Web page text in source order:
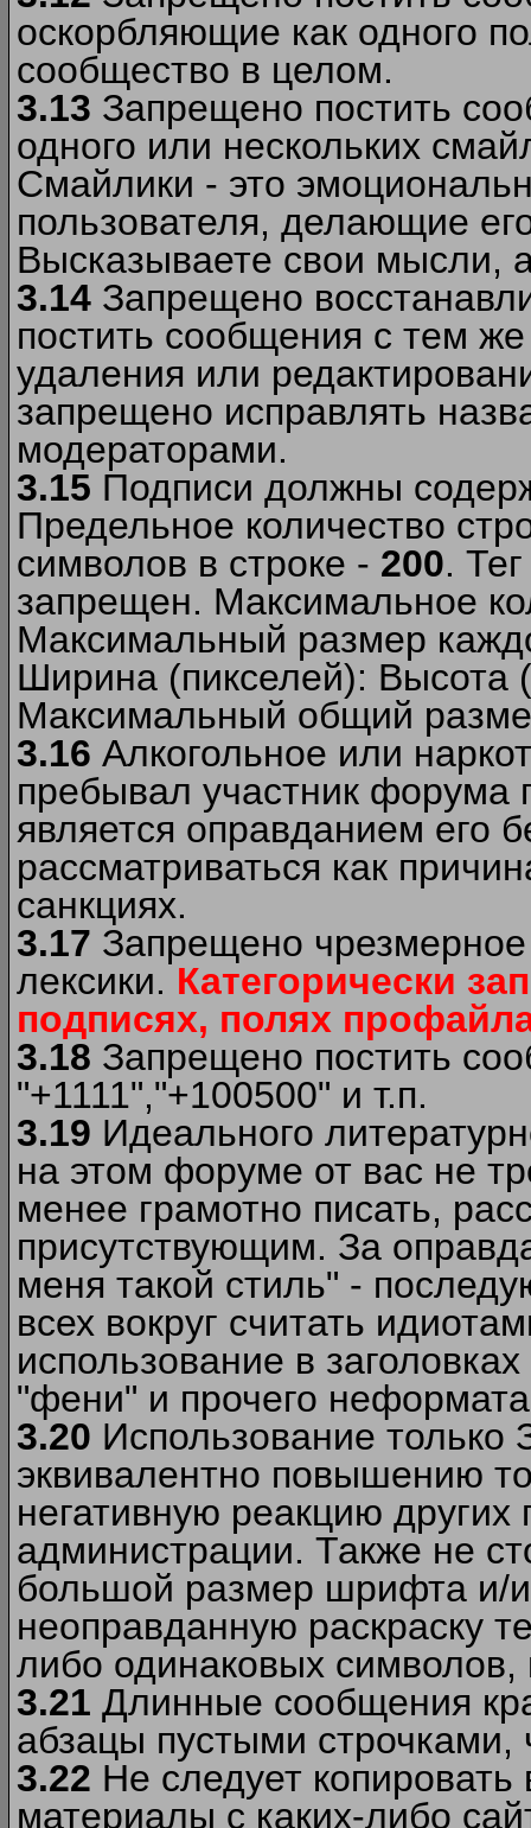
оскорбляющие как одного
сообщество в целом.
3.13 Запрещено постить
одного или нескольких
Смайлики - это
пользователя, делающие
Высказываете свои мысли,
3.14 Запрещено
постить сообщения с тем
удаления или
запрещено исправлять
модераторами.
3.15 Подписи должны
Предельное количество
символов в строке - 200.
запрещен. Максимальное
Максимальный размер
Ширина (пикселей): Высота
Максимальный общий
3.16 Алкогольное или
пребывал участник форума
является оправданием его
рассматриваться как
санкциях.
3.17 Запрещено
лексики. Категорически
подписях, полях
3.18 Запрещено постить
"+1111","+100500" и т.п.
3.19 Идеального
на этом форуме от вас не
менее грамотно писать,
присутствующим. За
меня такой стиль" -
всех вокруг считать
использование в
"фени" и прочего
3.20 Использование
эквивалентно повышению
негативную реакцию
администрации. Также не
большой размер шрифта и/
неоправданную раскраску
либо одинаковых
3.21 Длинные сообщения
абзацы пустыми
3.22 Не следует
материалы c каких-либо